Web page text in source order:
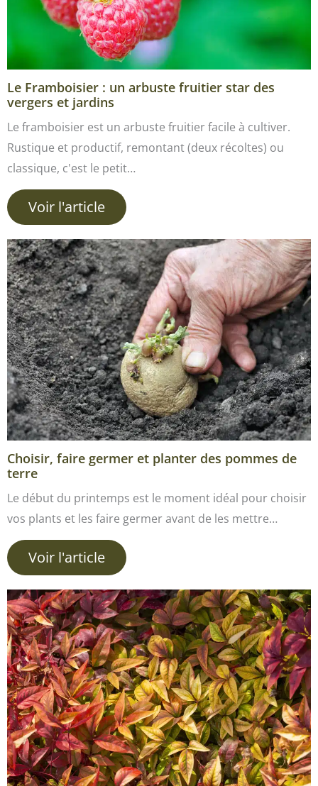
Le Framboisier : un arbuste fruitier star des
vergers et jardins
Le framboisier est un arbuste fruitier facile à cultiver.
Rustique et productif, remontant (deux récoltes) ou
classique, c'est le petit…
Voir l'article
Choisir, faire germer et planter des pommes de
terre
Le début du printemps est le moment idéal pour choisir
vos plants et les faire germer avant de les mettre…
Voir l'article